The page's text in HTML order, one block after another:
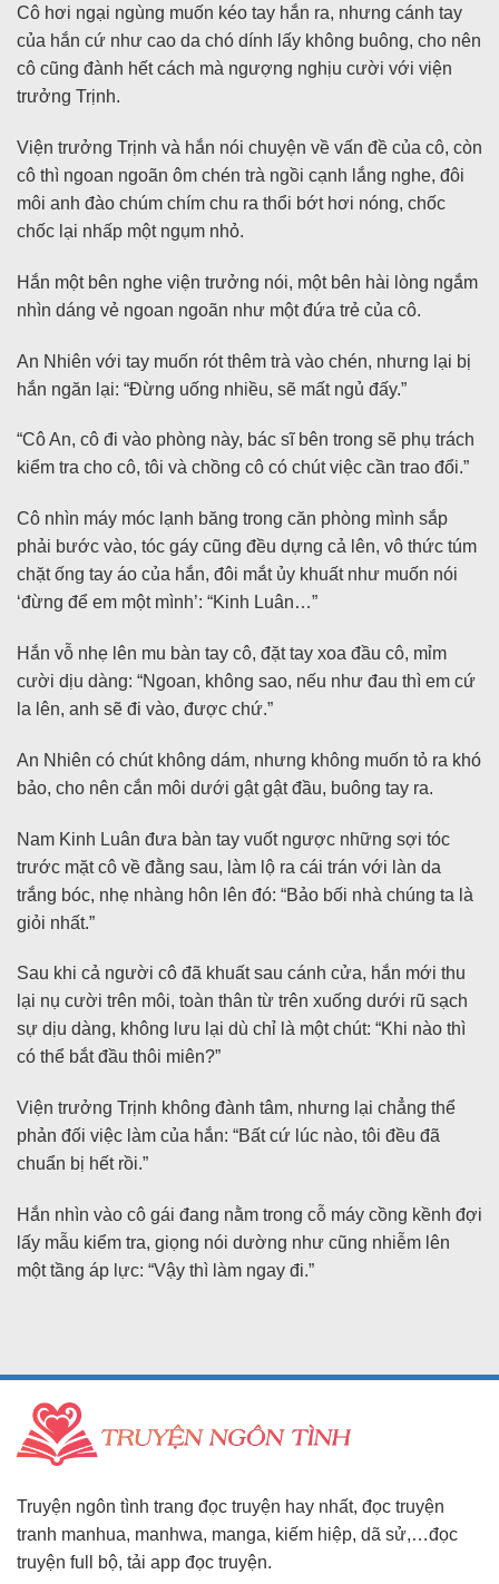
Cô hơi ngại ngùng muốn kéo tay hắn ra, nhưng cánh tay
của hắn cứ như cao da chó dính lấy không buông, cho nên
cô cũng đành hết cách mà ngượng nghịu cười với viện
trưởng Trịnh.
Viện trưởng Trịnh và hắn nói chuyện về vấn đề của cô, còn
cô thì ngoan ngoãn ôm chén trà ngồi cạnh lắng nghe, đôi
môi anh đào chúm chím chu ra thổi bớt hơi nóng, chốc
chốc lại nhấp một ngụm nhỏ.
Hắn một bên nghe viện trưởng nói, một bên hài lòng ngắm
nhìn dáng vẻ ngoan ngoãn như một đứa trẻ của cô.
An Nhiên với tay muốn rót thêm trà vào chén, nhưng lại bị
hắn ngăn lại: “Đừng uống nhiều, sẽ mất ngủ đấy.”
“Cô An, cô đi vào phòng này, bác sĩ bên trong sẽ phụ trách
kiểm tra cho cô, tôi và chồng cô có chút việc cần trao đổi.”
Cô nhìn máy móc lạnh băng trong căn phòng mình sắp
phải bước vào, tóc gáy cũng đều dựng cả lên, vô thức túm
chặt ống tay áo của hắn, đôi mắt ủy khuất như muốn nói
‘đừng để em một mình’: “Kinh Luân…”
Hắn vỗ nhẹ lên mu bàn tay cô, đặt tay xoa đầu cô, mỉm
cười dịu dàng: “Ngoan, không sao, nếu như đau thì em cứ
la lên, anh sẽ đi vào, được chứ.”
An Nhiên có chút không dám, nhưng không muốn tỏ ra khó
bảo, cho nên cắn môi dưới gật gật đầu, buông tay ra.
Nam Kinh Luân đưa bàn tay vuốt ngược những sợi tóc
trước mặt cô về đằng sau, làm lộ ra cái trán với làn da
trắng bóc, nhẹ nhàng hôn lên đó: “Bảo bối nhà chúng ta là
giỏi nhất.”
Sau khi cả người cô đã khuất sau cánh cửa, hắn mới thu
lại nụ cười trên môi, toàn thân từ trên xuống dưới rũ sạch
sự dịu dàng, không lưu lại dù chỉ là một chút: “Khi nào thì
có thể bắt đầu thôi miên?”
Viện trưởng Trịnh không đành tâm, nhưng lại chẳng thể
phản đối việc làm của hắn: “Bất cứ lúc nào, tôi đều đã
chuẩn bị hết rồi.”
Hắn nhìn vào cô gái đang nằm trong cỗ máy cồng kềnh đợi
lấy mẫu kiểm tra, giọng nói dường như cũng nhiễm lên
một tầng áp lực: “Vậy thì làm ngay đi.”
Truyện ngôn tình trang đọc truyện hay nhất, đọc truyện
tranh manhua, manhwa, manga, kiếm hiệp, dã sử,…đọc
truyện full bộ, tải app đọc truyện.